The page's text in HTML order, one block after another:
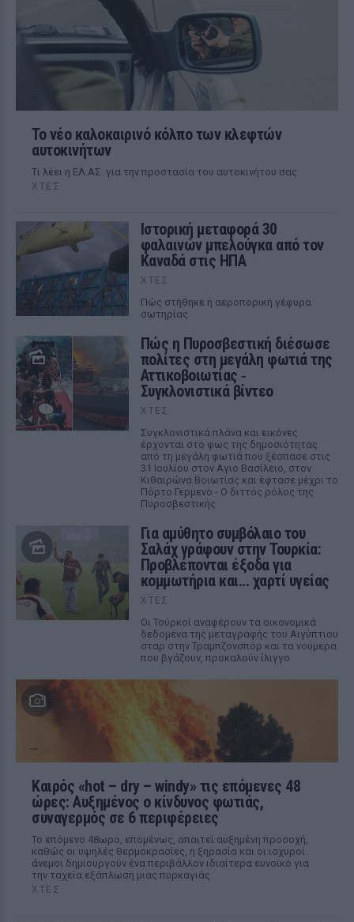
Το νέο καλοκαιρινό κόλπο των κλεφτών
αυτοκινήτων
Tι λέει η ΕΛ.ΑΣ. για την προστασία του αυτοκινήτου σας
ΧΤΕΣ
Ιστορική μεταφορά 30
φαλαινών μπελούγκα από τον
Καναδά στις ΗΠΑ
ΧΤΕΣ
Πώς στήθηκε η αεροπορική γέφυρα
σωτηρίας
Πώς η Πυροσβεστική διέσωσε
πολίτες στη μεγάλη φωτιά της
Αττικοβοιωτίας ‑
Συγκλονιστικά βίντεο
ΧΤΕΣ
Συγκλονιστικά πλάνα και εικόνες
έρχονται στο φως της δημοσιότητας
από τη μεγάλη φωτιά που ξέσπασε στις
31 Ιουλίου στον Αγιο Βασίλειο, στον
Κιθαιρώνα Βοιωτίας και έφτασε μέχρι το
Πόρτο Γερμενό - Ο διττός ρόλος της
Πυροσβεστικής
Για αμύθητο συμβόλαιο του
Σαλάχ γράφουν στην Τουρκία:
Προβλέπονται έξοδα για
κομμωτήρια και... χαρτί υγείας
ΧΤΕΣ
Οι Τούρκοί αναφέρουν τα οικονομικά
δεδομένα της μεταγραφής του Αιγύπτιου
σταρ στην Τραμπζονσπόρ και τα νούμερα
που βγάζουν, προκαλούν ίλιγγο
Καιρός «hot – dry – windy» τις επόμενες 48
ώρες: Αυξημένος ο κίνδυνος φωτιάς,
συναγερμός σε 6 περιφέρειες
Το επόμενο 48ωρο, επομένως, απαιτεί αυξημένη προσοχή,
καθώς οι υψηλές θερμοκρασίες, η ξηρασία και οι ισχυροί
άνεμοι δημιουργούν ένα περιβάλλον ιδιαίτερα ευνοϊκό για
την ταχεία εξάπλωση μιας πυρκαγιάς
ΧΤΕΣ